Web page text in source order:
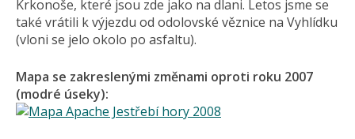
Krkonoše, které jsou zde jako na dlani. Letos jsme se
také vrátili k výjezdu od odolovské věznice na Vyhlídku
(vloni se jelo okolo po asfaltu).
Mapa se zakreslenými změnami oproti roku 2007
(modré úseky):